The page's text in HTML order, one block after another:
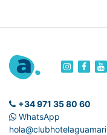
+34 971 35 80 60
WhatsApp